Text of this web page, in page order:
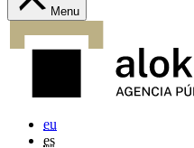
Menu
eu
es